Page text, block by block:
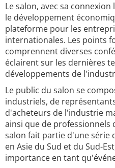
Le salon, avec sa
le développement
plateforme pour les
internationales. Les points
comprennent diverses
éclairent sur les dernières
développements de
Le public du salon se
industriels, de
d'acheteurs de l'industrie
ainsi que de professionnels
salon fait partie d'une série
en Asie du Sud et du Sud-
importance en tant